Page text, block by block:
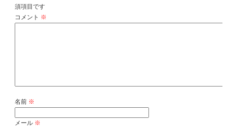
須項目です
コメント ※
名前 ※
メール ※